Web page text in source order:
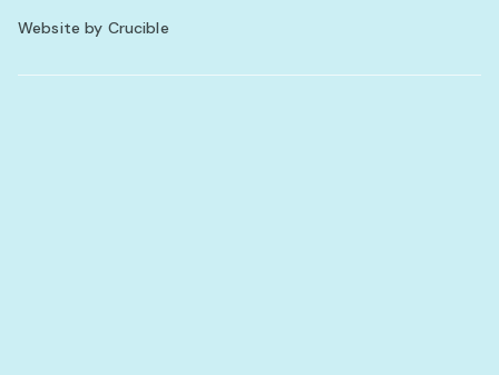
Website by Crucible